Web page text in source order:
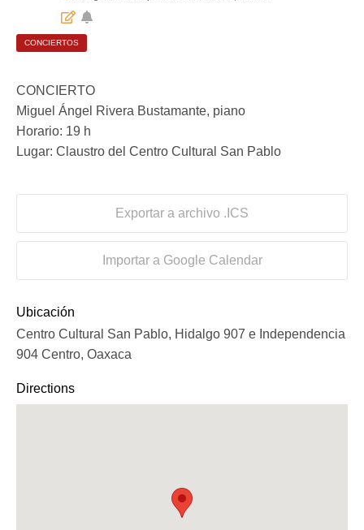
CONCIERTOS
CONCIERTO
Miguel Ángel Rivera Bustamante, piano
Horario: 19 h
Lugar: Claustro del Centro Cultural San Pablo
Exportar a archivo .ICS
Importar a Google Calendar
Ubicación
Centro Cultural San Pablo, Hidalgo 907 e Independencia
904 Centro, Oaxaca
Directions